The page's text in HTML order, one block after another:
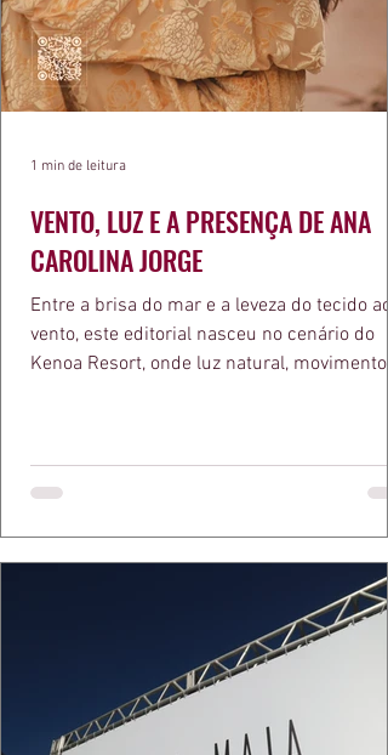
VENTO, LUZ E A PRESENÇA DE ANA
CAROLINA JORGE
Entre a brisa do mar e a leveza do tecido ao
vento, este editorial nasceu no cenário do
Kenoa Resort, onde luz natural, movimento e
algo de intemporal em vestir o vento e
que ele conduza a cena. Cada dobra do
cada reflexo dourado da luz sobre a pe
1 min de leitura